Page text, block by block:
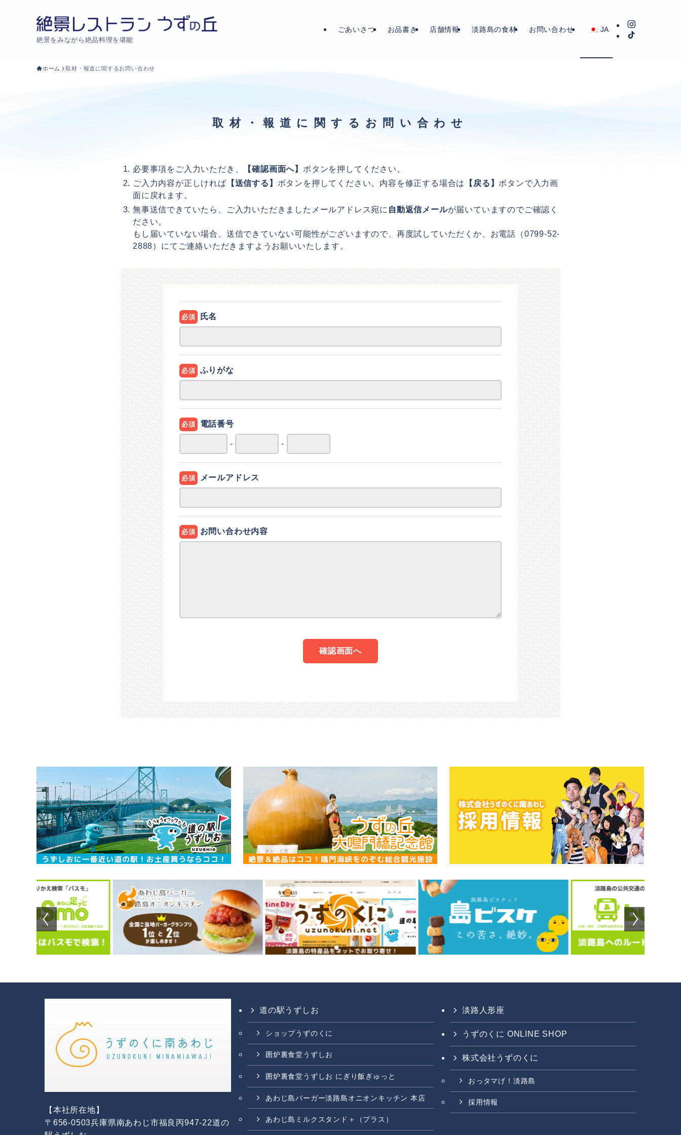
絶景をみながら絶品料理を堪能
ごあいさつ お品書き 店舗情報 淡路島の食材 お問い合わせ JA
ホーム 取材・報道に関するお問い合わせ
取材・報道に関するお問い合わせ
必要事項をご入力いただき、 【確認画面へ】 ボタンを押してください。
ご入力内容が正しければ 【送信する】 ボタンを押してください。内容を修正する場合は 【戻る】 ボタンで入力画
面に戻れます。
無事送信できていたら、ご入力いただきましたメールアドレス宛に 自動返信メールが届いていますのでご確認く
ださい。
もし届いていない場合、送信できていない可能性がございますので、再度試していただくか、お電話（0799-52-
2888）にてご連絡いただきますようお願いいたします。
必須 氏名
必須 ふりがな
必須 電話番号
- -
必須 メールアドレス
必須 お問い合わせ内容
【本社所在地】
〒656-0503兵庫県南あわじ市福良丙947-22道の
道の駅うずしお
ショップうずのくに
囲炉裏食堂うずしお
囲炉裏食堂うずしお にぎり飯ぎゅっと
あわじ島バーガー淡路島オニオンキッチン 本店
あわじ島ミルクスタンド＋（プラス）
淡路人形座
うずのくに ONLINE SHOP
株式会社うずのくに
おっタマげ！淡路島
採用情報